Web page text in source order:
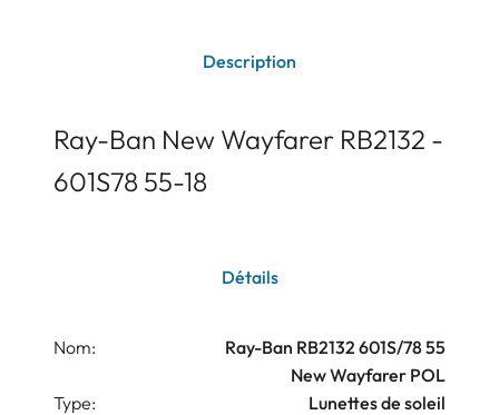
Description
Ray-Ban New Wayfarer RB2132 -
601S78 55-18
Détails
Nom:
Ray-Ban RB2132 601S/78 55
New Wayfarer POL
Type:
Lunettes de soleil